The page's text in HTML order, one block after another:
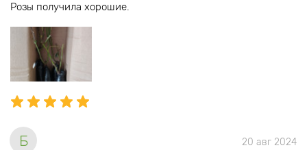
Розы получила хорошие.
Б 20 авг 2024